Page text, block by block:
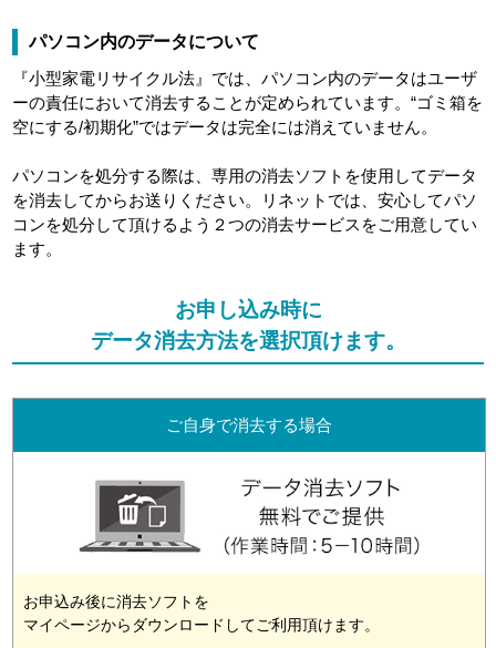
パソコン内のデータについて
『小型家電リサイクル法』では、パソコン内のデータはユーザ
ーの責任において消去することが定められています。“ゴミ箱を
空にする/初期化”ではデータは完全には消えていません。
パソコンを処分する際は、専用の消去ソフトを使用してデータ
を消去してからお送りください。リネットでは、安心してパソ
コンを処分して頂けるよう２つの消去サービスをご用意してい
ます。
お申し込み時に
データ消去方法を選択頂けます。
ご自身で消去する場合
お申込み後に消去ソフトを
マイページからダウンロードしてご利用頂けます。